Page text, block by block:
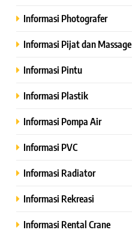
Informasi Photografer
Informasi Pijat dan Massage
Informasi Pintu
Informasi Plastik
Informasi Pompa Air
Informasi PVC
Informasi Radiator
Informasi Rekreasi
Informasi Rental Crane